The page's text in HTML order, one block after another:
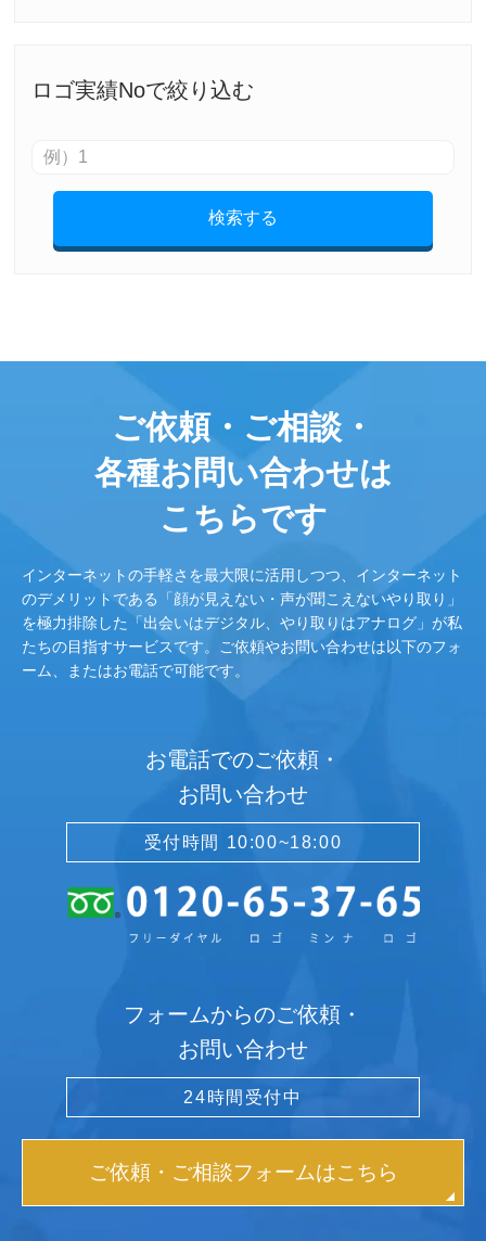
ロゴ実績Noで絞り込む
検索する
ご依頼・ご相談・
各種お問い合わせは
こちらです
インターネットの手軽さを最大限に活用しつつ、インターネット
のデメリットである「顔が見えない・声が聞こえないやり取り」
を極力排除した「出会いはデジタル、やり取りはアナログ」が私
たちの目指すサービスです。ご依頼やお問い合わせは以下のフォ
ーム、またはお電話で可能です。
お電話でのご依頼・
お問い合わせ
受付時間 10:00~18:00
フォームからのご依頼・
お問い合わせ
24時間受付中
ご依頼・ご相談フォームはこちら